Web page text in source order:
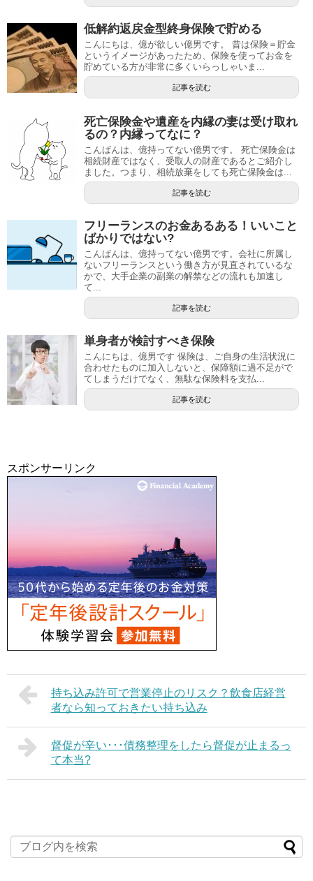
低解約返戻金型終身保険で貯める
こんにちは、億が欲しい億男です。 昔は保険＝貯金
というイメージがあったため、保険を使ってお金を
貯めている方が非常に多くいらっしゃいま...
記事を読む
死亡保険金や遺産を内縁の妻は受け取れ
るの？内縁ってなに？
こんばんは、億持ってない億男です。 死亡保険金は
相続財産ではなく、受取人の財産であるとご紹介し
ました。つまり、相続放棄をしても死亡保険金は...
記事を読む
フリーランスのお金あるある！いいこと
ばかりではない?
こんばんは、億持ってない億男です。会社に所属し
ないフリーランスという働き方が見直されているな
かで、大手企業の副業の解禁などの流れも加速し
て...
記事を読む
単身者が検討すべき保険
こんにちは、億男です 保険は、ご自身の生活状況に
合わせたものに加入しないと、保障額に過不足がで
てしまうだけでなく、無駄な保険料を支払...
記事を読む
スポンサーリンク
持ち込み許可で営業停止のリスク？飲食店経営
者なら知っておきたい持ち込み
督促が辛い･･･債務整理をしたら督促が止まるっ
て本当?